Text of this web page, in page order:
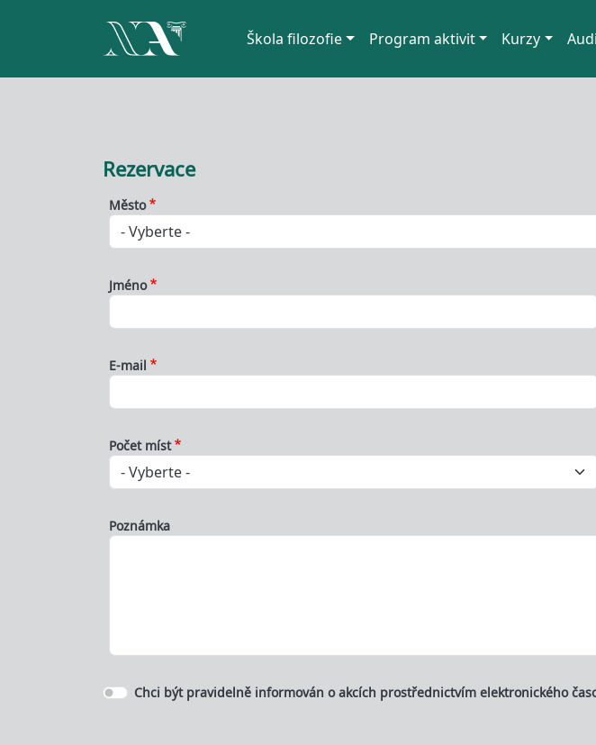
Hlavní navigace
Škola filozofie Program aktivit Kurzy
Rezervace
Město
Jméno
E-mail
Počet míst
Poznámka
Chci být pravidelně informován o akcích prostřednictvím elektronického